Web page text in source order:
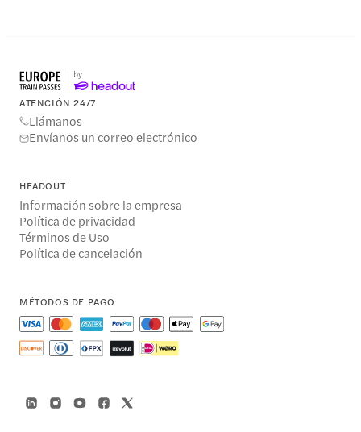
ATENCIÓN 24/7
Llámanos
Envíanos un correo electrónico
HEADOUT
Información sobre la empresa
Política de privacidad
Términos de Uso
Política de cancelación
MÉTODOS DE PAGO